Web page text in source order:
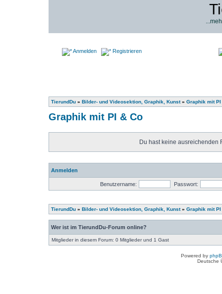
Anmelden Registrieren
TierundDu » Bilder- und Videosektion, Graphik, Kunst» Graphik mit PI
Graphik mit PI & Co
Du hast keine ausreichenden
Anmelden
Benutzername: Passwort:
TierundDu » Bilder- und Videosektion, Graphik, Kunst» Graphik mit PI
Wer ist im TierundDu-Forum online?
Mitglieder in diesem Forum: 0 Mitglieder und 1 Gast
Powered by
Deutsche